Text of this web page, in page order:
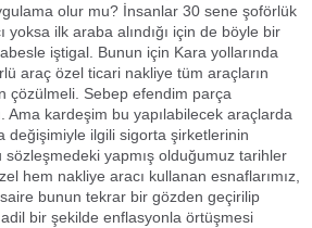
olur mu? İnsanlar 30 sene şoförlük
yoksa ilk araba alındığı için de böyle bir
iştigal. Bunun için Kara yollarında
araç özel ticari nakliye tüm araçların
çözülmeli. Sebep efendim parça
Ama kardeşim bu yapılabilecek araçlarda
değişimiyle ilgili sigorta şirketlerinin
sözleşmedeki yapmış olduğumuz tarihler
hem nakliye aracı kullanan esnaflarımız,
bunun tekrar bir gözden geçirilip
bir şekilde enflasyonla örtüşmesi